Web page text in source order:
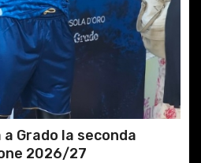
a Grado la seconda
2026/27